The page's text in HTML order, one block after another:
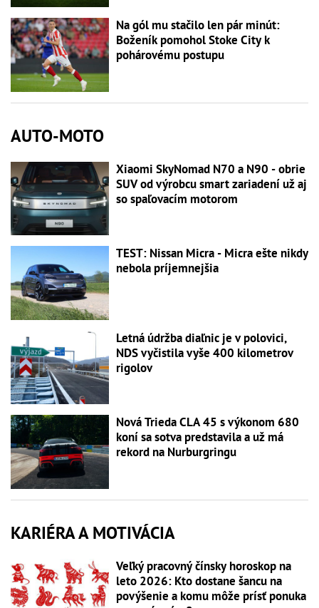
Na gól mu stačilo len pár minút:
Boženík pomohol Stoke City k
pohárovému postupu
AUTO-MOTO
Xiaomi SkyNomad N70 a N90 - obrie
SUV od výrobcu smart zariadení už aj
so spaľovacím motorom
TEST: Nissan Micra - Micra ešte nikdy
nebola príjemnejšia
Letná údržba diaľnic je v polovici,
NDS vyčistila vyše 400 kilometrov
rigolov
Nová Trieda CLA 45 s výkonom 680
koní sa sotva predstavila a už má
rekord na Nurburgringu
KARIÉRA A MOTIVÁCIA
Veľký pracovný čínsky horoskop na
leto 2026: Kto dostane šancu na
povýšenie a komu môže prísť ponuka